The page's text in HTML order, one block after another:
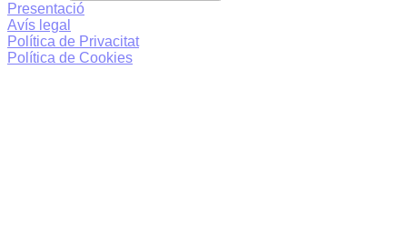
Presentació
Avís legal
Política de Privacitat
Política de Cookies